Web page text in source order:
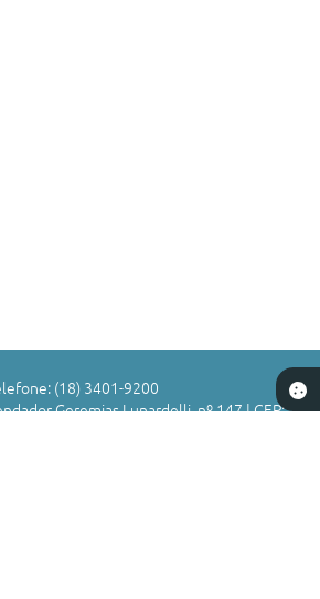
(18) 3401-9200
Geremias Lunardelli, nº 147 | CEP: